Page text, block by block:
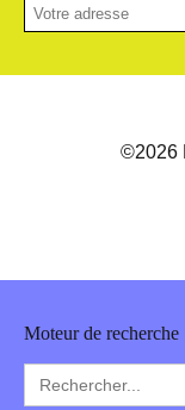
©2026
Moteur de recherche